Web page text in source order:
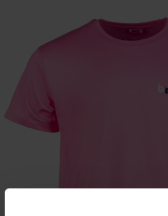
Servicio al cliente
galería de imágenes